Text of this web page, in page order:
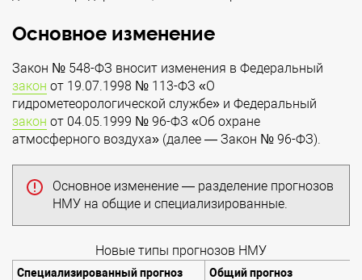
Основное изменение
Закон № 548-ФЗ вносит изменения в Федеральный
закон от 19.07.1998 № 113-ФЗ «О
гидрометеорологической службе» и Федеральный
закон от 04.05.1999 № 96-ФЗ «Об охране
атмосферного воздуха» (далее — Закон № 96-ФЗ).
Основное изменение — разделение прогнозов
НМУ на общие и специализированные.
Новые типы прогнозов НМУ
Специализированный прогноз
Общий прогноз